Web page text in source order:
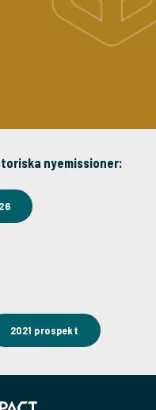
nyemissioner:
2021 prospekt